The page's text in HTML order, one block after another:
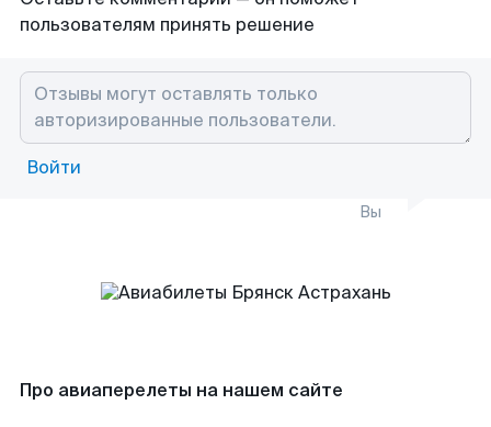
пользователям принять решение
Войти
Вы
Про авиаперелеты на нашем сайте